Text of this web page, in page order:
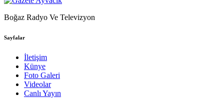
Boğaz Radyo Ve Televizyon
Sayfalar
İletişim
Künye
Foto Galeri
Videolar
Canlı Yayın